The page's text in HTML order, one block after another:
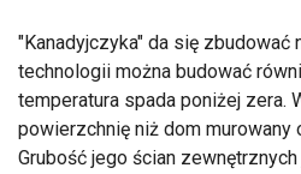
"Kanadyjczyka" da się zbudować
technologii można budować
temperatura spada poniżej zera.
powierzchnię niż dom murowany
Grubość jego ścian